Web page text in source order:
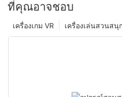
ที่คุณอาจชอบ
เครื่องเล่นสวนสนุ
เครื่องเกม VR